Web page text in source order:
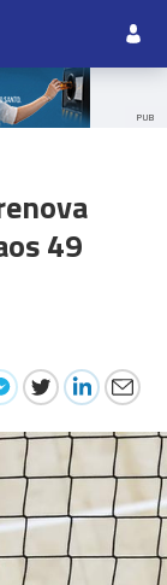
PUB
49